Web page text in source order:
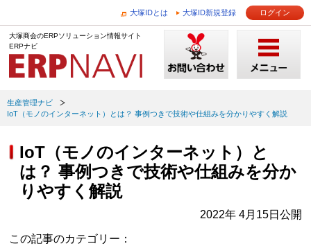
大塚IDとは 大塚ID新規登録 ログイン
大塚商会のERPソリューション情報サイト
ERPナビ
生産管理ナビ
IoT（モノのインターネット）とは？ 事例つきで技術や仕組みを分かりやすく解説
IoT（モノのインターネット）と
は？ 事例つきで技術や仕組みを分か
りやすく解説
2022年 4月15日公開
この記事のカテゴリー